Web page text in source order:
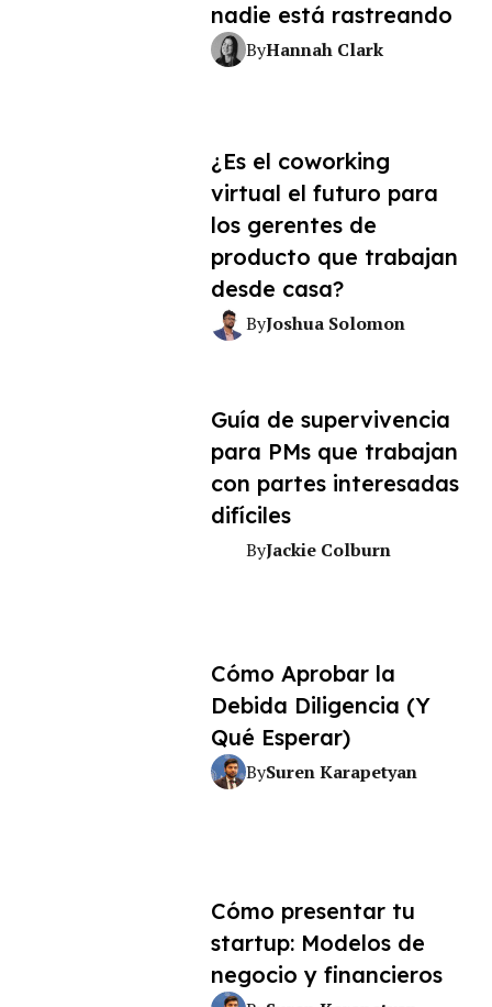
nadie está rastreando
ByHannah Clark
¿Es el coworking
virtual el futuro para
los gerentes de
producto que trabajan
desde casa?
ByJoshua Solomon
Guía de supervivencia
para PMs que trabajan
con partes interesadas
difíciles
ByJackie Colburn
Cómo Aprobar la
Debida Diligencia (Y
Qué Esperar)
BySuren Karapetyan
Cómo presentar tu
startup: Modelos de
negocio y financieros